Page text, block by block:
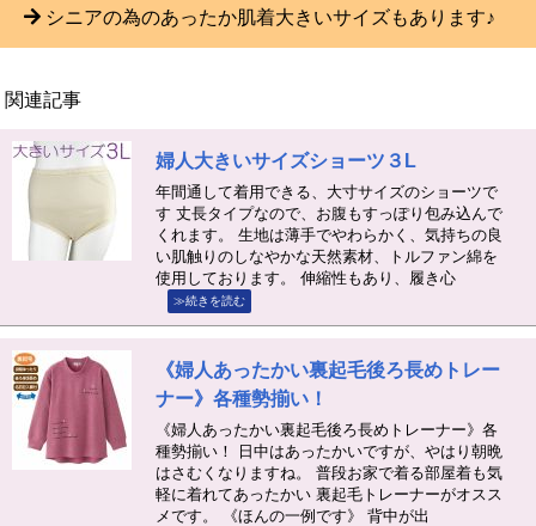
シニアの為のあったか肌着大きいサイズもあります♪
関連記事
婦人大きいサイズショーツ３L
年間通して着用できる、大寸サイズのショーツで
す 丈長タイプなので、お腹もすっぽり包み込んで
くれます。 生地は薄手でやわらかく、気持ちの良
い肌触りのしなやかな天然素材、トルファン綿を
使用しております。 伸縮性もあり、履き心
≫続きを読む
《婦人あったかい裏起毛後ろ長めトレー
ナー》各種勢揃い！
《婦人あったかい裏起毛後ろ長めトレーナー》各
種勢揃い！ 日中はあったかいですが、やはり朝晩
はさむくなりますね。 普段お家で着る部屋着も気
軽に着れてあったかい 裏起毛トレーナーがオスス
メです。 《ほんの一例です》 背中が出